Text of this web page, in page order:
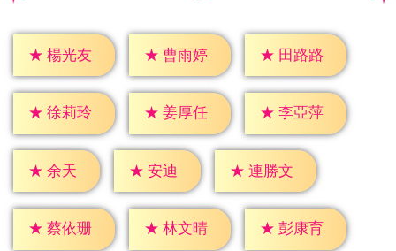
★ 楊光友 ★ 曹雨婷 ★ 田路路
★ 徐莉玲 ★ 姜厚任 ★ 李亞萍
★ 余天 ★ 安迪 ★ 連勝文
★ 蔡依珊 ★ 林文晴 ★ 彭康育